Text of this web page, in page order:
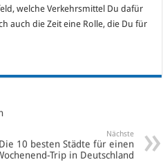
welche Verkehrsmittel Du dafür
auch die Zeit eine Rolle, die Du für
Nächste
Die 10 besten Städte für einen
Trip in Deutschland